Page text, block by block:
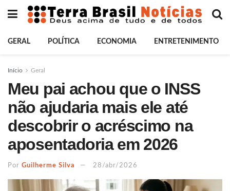
GERAL POLÍTICA ECONOMIA ENTRETENIMENTO
Início Geral
Meu pai achou que o INSS
não ajudaria mais ele até
descobrir o acréscimo na
aposentadoria em 2026
Por Guilherme Silva 28/abr/2026